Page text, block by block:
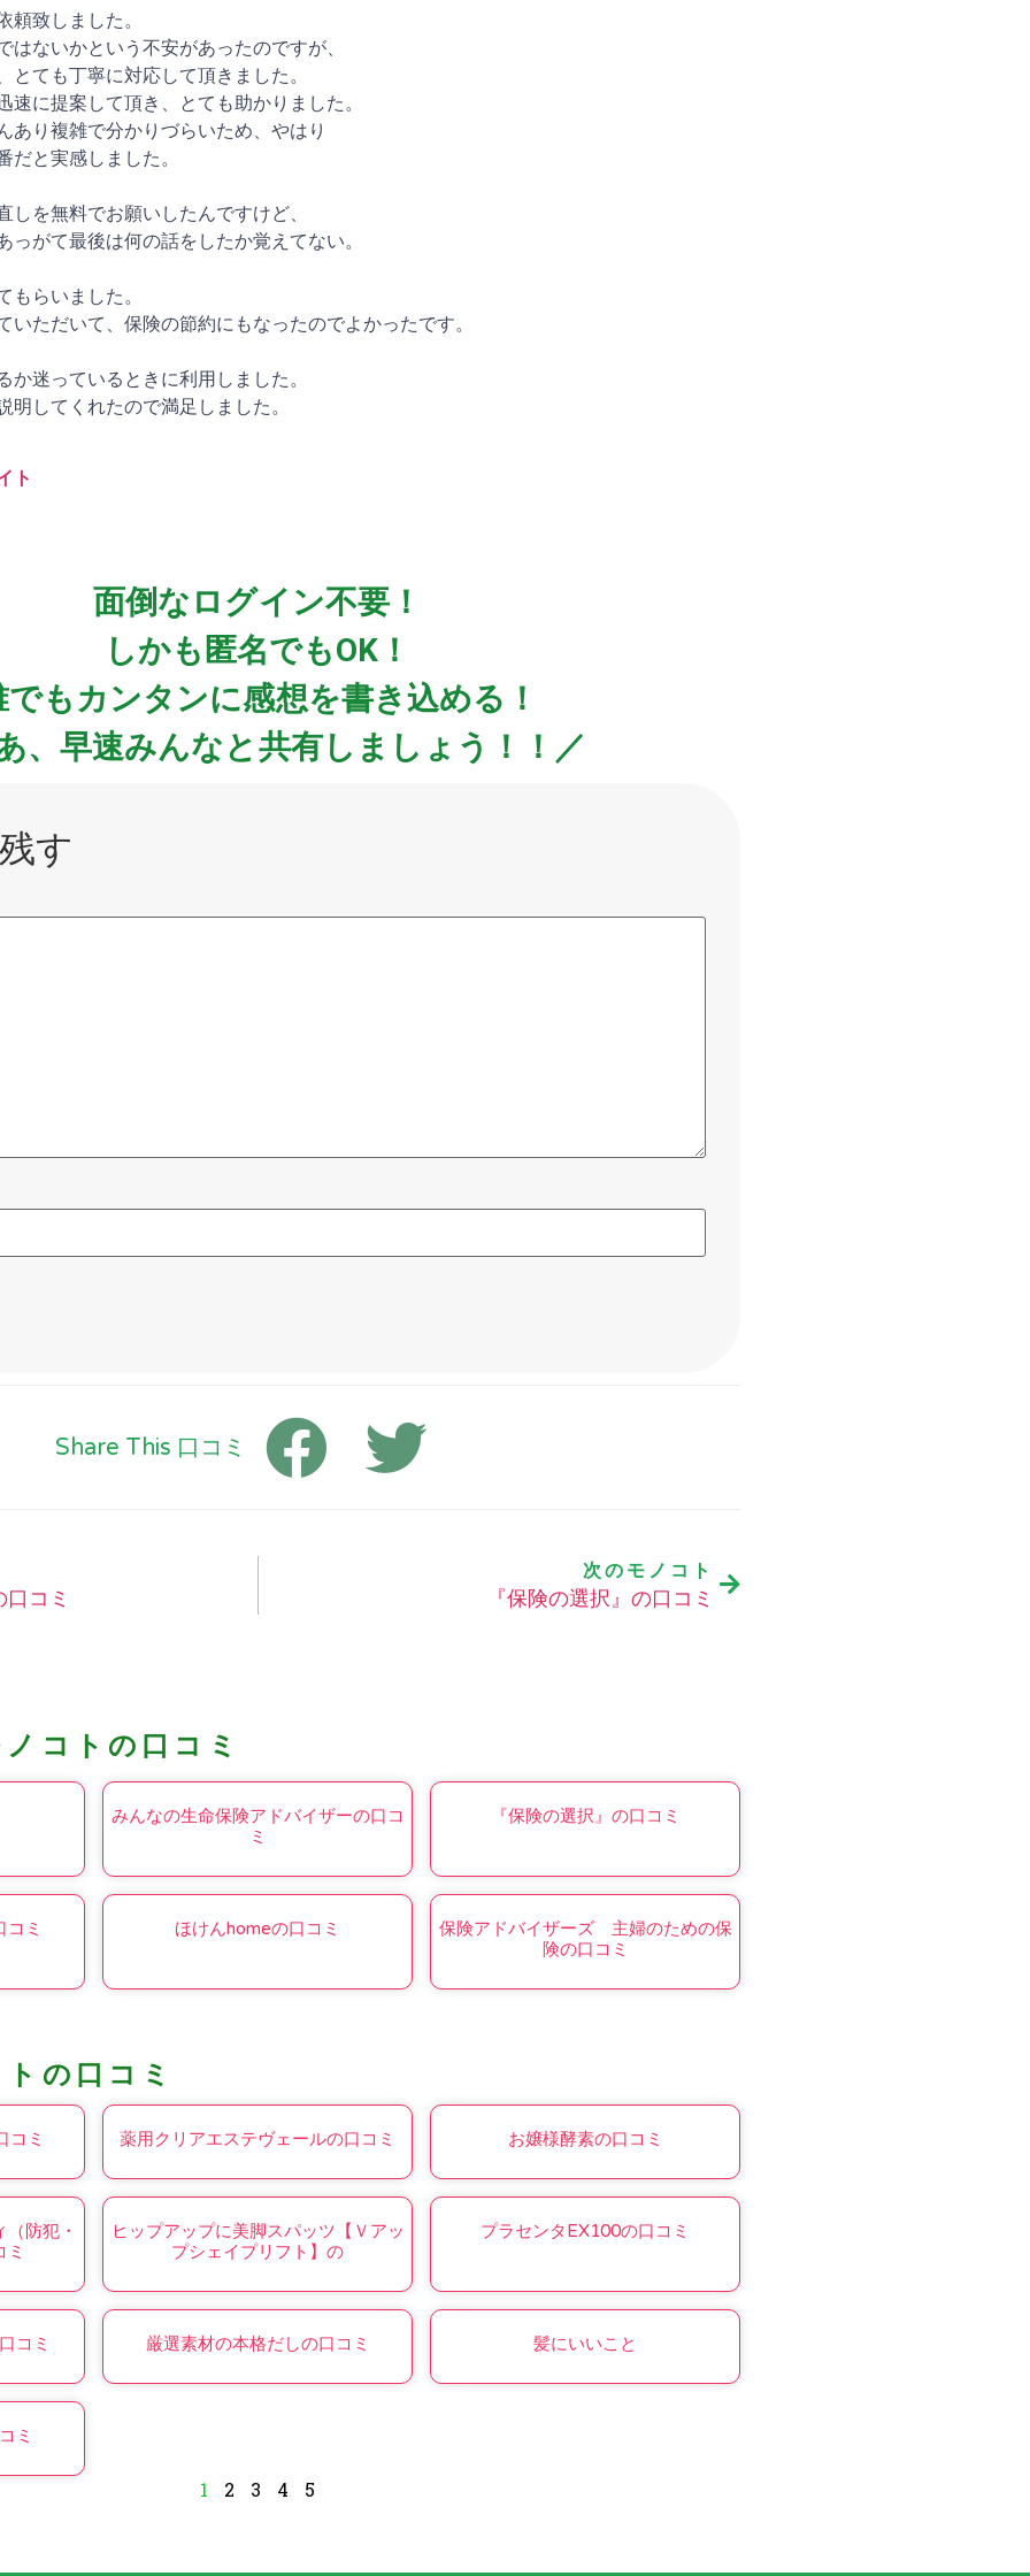
頼致しました。
はないかという不安があったのですが、
ても丁寧に対応して頂きました。
速に提案して頂き、とても助かりました。
あり複雑で分かりづらいため、やはり
だと実感しました。
を無料でお願いしたんですけど、
っがて最後は何の話をしたか覚えてない。
もらいました。
いただいて、保険の節約にもなったのでよかったです。
迷っているときに利用しました。
してくれたので満足しました。
ト
面倒なログイン不要！
しかも匿名でもOK！
でもカンタンに感想を書き込める！
、早速みんなと共有しましょう！！／
す
Share This 口コミ
コミ
次のモノコト
『保険の選択』の口コミ
コトの口コミ
みんなの生命保険アドバイザーの口コ
ミ
『保険の選択』の口コミ
ミ ほけんhomeの口コミ
保険アドバイザーズ 主婦のための保
険の口コミ
の口コミ
コミ 薬用クリアエステヴェールの口コミ お嬢様酵素の口コミ
防犯・
ヒップアップに美脚スパッツ【Ｖアッ
プシェイプリフト】の
プラセンタEX100の口コミ
コミ 厳選素材の本格だしの口コミ 髪にいいこと
ミ
1 2 3 4 5